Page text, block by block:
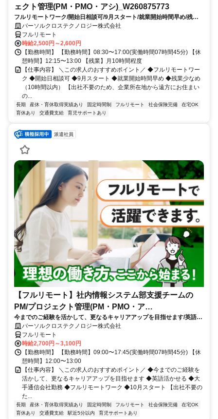
ェクト管理(PM・PMO・アシ)_W260875773
フルリモートワーク/開始日相談可/9月スタート/就業開始時間早め/残業
少なめ（10時間以内）
パーソルクロステクノロジー株式会社
フルリモート
時給2,500円～2,600円
【勤務時間】 【勤務時間】08:30〜17:00(実働時間07時間45分) 【休
憩時間】12:15〜13:00 【残業】月10時間程度
【仕事内容】 ＼この求人のおすすめポイント／ ◆フルリモートワー
ク ◆開始日相談可 ◆9月スタート ◆就業開始時間早め ◆残業少なめ
（10時間以内） 【出社不要のため、企業所在地から遠方にお住まい
の...
長期 産休・育休取得実績あり 固定時間制 フルリモート 社会保険完備
在宅OK
育休あり
交通費支給 育児サポートあり
派遣社員
【フルリモート】社内情報システム部支援チームの
PM/プロジェクト管理(PM・PMO・ア
シ)_N260774362
今までのご経験を活かして、更なるキャリアアップを目指せます/英語活
かせる/大手通信会社勤務/フルリモートワーク/10月スタート
パーソルクロステクノロジー株式会社
フルリモート
時給2,700円～3,100円
【勤務時間】 【勤務時間】09:00〜17:45(実働時間07時間45分) 【休
憩時間】12:00〜13:00
【仕事内容】 ＼この求人のおすすめポイント／ ◆今までのご経験を
活かして、更なるキャリアアップを目指せます ◆英語活かせる ◆大
手通信会社勤務 ◆フルリモートワーク ◆10月スタート 【出社不要の
た...
長期 産休・育休取得実績あり 固定時間制 フルリモート 社会保険完備
在宅OK
育休あり
交通費支給 駅近5分以内 育児サポートあり